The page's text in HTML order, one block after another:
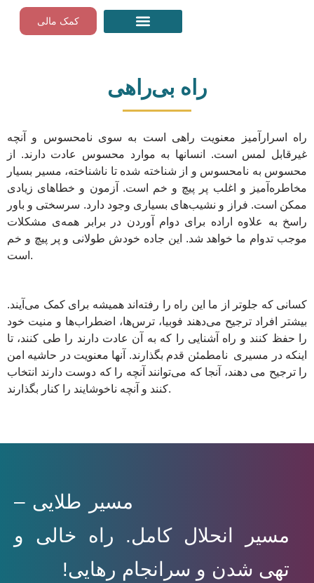
content
کمک مالی
راه بی‌راهی
راه اسرارآمیز معنویت راهی است به سوی نامحسوس و آنچه
غیرقابل لمس است. انسانها به موارد محسوس عادت دارند. از
محسوس به نامحسوس و از شناخته شده تا ناشناخته، مسیر بسیار
مخاطره‌آمیز و اغلب پر پیچ و خم است. آزمون و خطاهای زیادی
ممکن است. فراز و نشیب‌های بسیاری وجود دارد. سرسختی و باور
راسخ به علاوه اراده برای دوام آوردن در برابر همه‌ی مشکلات
موجب تدوام ما خواهد شد. این جاده خودش طولانی و پر پیچ و خم
است.
کسانی که جلوتر از ما این راه را رفته‌اند همیشه برای کمک می‌آیند.
بیشتر افراد ترجیح می‌دهند فوبیا، ترس‌ها، اضطراب‌ها و منیت‌ خود
را حفظ کنند و راه آشنایی را که به آن عادت دارند را طی کنند، تا
اینکه در مسیری نامطمئن قدم بگذارند. آنها معنویت در حاشیه امن
را ترجیح می دهند، آنجا که می‌توانند آنچه را که دوست دارند انتخاب
کنند و آنچه ناخوشایند را کنار بگذارند.
مسیر طلایی –
مسیر انحلال کامل. راه خالی و
تهی شدن و سرانجام رهایی!